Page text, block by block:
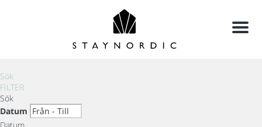
Meny
Sök
FILTER
Sök
Datum